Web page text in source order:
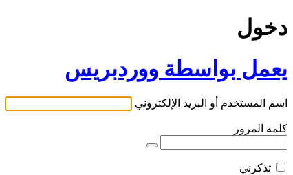
دخول
يعمل بواسطة ووردبريس
اسم المستخدم أو البريد الإلكتروني
كلمة المرور
تذكرني